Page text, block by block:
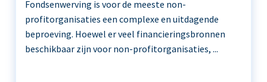
Fondsenwerving is voor de meeste non-
profitorganisaties een complexe en uitdagende
beproeving. Hoewel er veel financieringsbronnen
beschikbaar zijn voor non-profitorganisaties, ...